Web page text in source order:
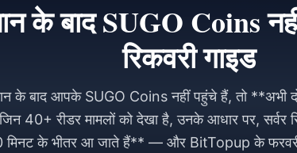
के बाद SUGO Coins
रिकवरी गाइड
के बाद आपके SUGO Coins नहीं पहुंचे हैं, तो **अभी
40+ रीडर मामलों को देखा है, उनके आधार पर,
मिनट के भीतर आ जाते हैं** — और BitTopup के